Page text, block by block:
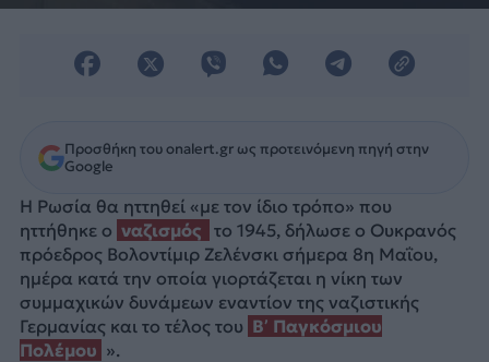
Προσθήκη του onalert.gr ως προτεινόμενη πηγή στην
Google
Η Ρωσία θα ηττηθεί «με τον ίδιο τρόπο» που
ηττήθηκε ο ναζισμός
το 1945, δήλωσε ο Ουκρανός
πρόεδρος Βολοντίμιρ Ζελένσκι σήμερα 8η Μαΐου,
ημέρα κατά την οποία γιορτάζεται η νίκη των
συμμαχικών δυνάμεων εναντίον της ναζιστικής
Γερμανίας και το τέλος του Β’ Παγκόσμιου
Πολέμου ».